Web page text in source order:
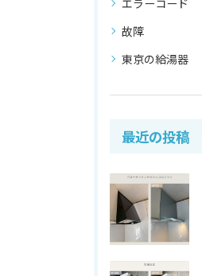
エラーコード
故障
東京の給湯器
最近の投稿